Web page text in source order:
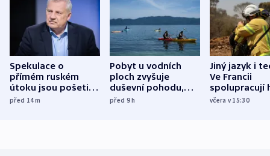
Spekulace o
přímém ruském
útoku jsou pošetilé,
míní estonský
před 14m
Pobyt u vodních
ploch zvyšuje
duševní pohodu,
ukázala
před 9h
Jiný jazyk i
Ve Francii
spolupracují
různých zemí
včera v 15:30